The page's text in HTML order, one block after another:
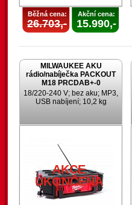
Běžná cena:
26.703,-
Akční cena:
15.990,-
MILWAUKEE AKU
rádio/nabíječka PACKOUT
M18 PRCDAB+-0
18/220-240 V; bez aku; MP3,
USB nabíjení; 10,2 kg
AKCE
UKONČENA